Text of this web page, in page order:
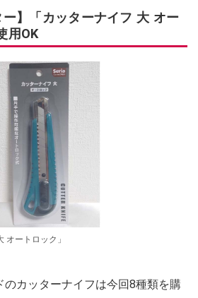
】「カッターナイフ 大 オー
用OK
オートロック」
のカッターナイフは今回8種類を購